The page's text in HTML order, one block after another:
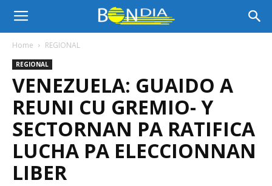
Bon
Dia
Aruba
Home REGIONAL
REGIONAL
VENEZUELA: GUAIDO A
REUNI CU GREMIO- Y
SECTORNAN PA RATIFICA
LUCHA PA ELECCIONNAN
LIBER